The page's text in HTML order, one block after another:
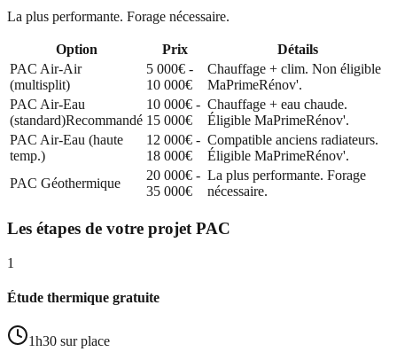
La plus performante. Forage nécessaire.
Option Prix
Détails
PAC Air-Air
(multisplit)
5 000€ -
10 000€
Chauffage + clim. Non éligible
MaPrimeRénov'.
PAC Air-Eau
(standard)Recommandé
10 000€ -
15 000€
Chauffage + eau chaude.
Éligible MaPrimeRénov'.
PAC Air-Eau (haute
temp.)
12 000€ -
18 000€
Compatible anciens radiateurs.
Éligible MaPrimeRénov'.
PAC Géothermique
20 000€ -
35 000€
La plus performante. Forage
nécessaire.
Les étapes de votre projet PAC
1
Étude thermique gratuite
1h30 sur place